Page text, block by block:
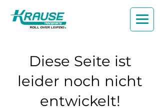
Diese Seite ist
leider noch nicht
entwickelt!